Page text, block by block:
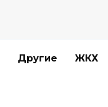
Другие ЖКХ